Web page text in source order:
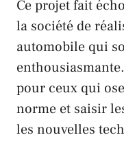
Ce projet fait
la société de
automobile qui
pour ceux qui
norme et saisir
les nouvelles